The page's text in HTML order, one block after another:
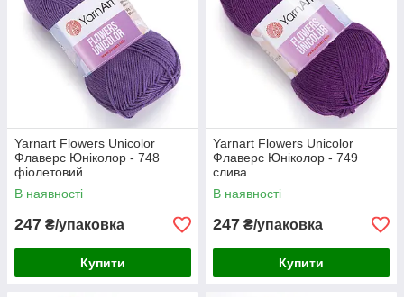
Yarnart Flowers Unicolor
Флаверс Юніколор - 748
фіолетовий
В наявності
247 ₴/упаковка
Купити
Yarnart Flowers Unicolor
Флаверс Юніколор - 749
слива
В наявності
247 ₴/упаковка
Купити